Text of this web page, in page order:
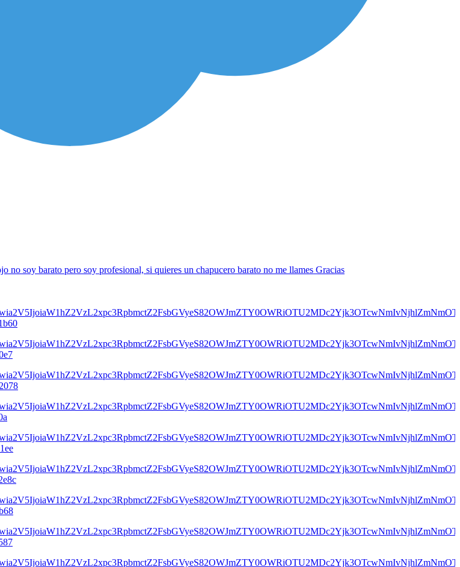
soy barato pero soy profesional, si quieres un chapucero barato no me llames Gracias